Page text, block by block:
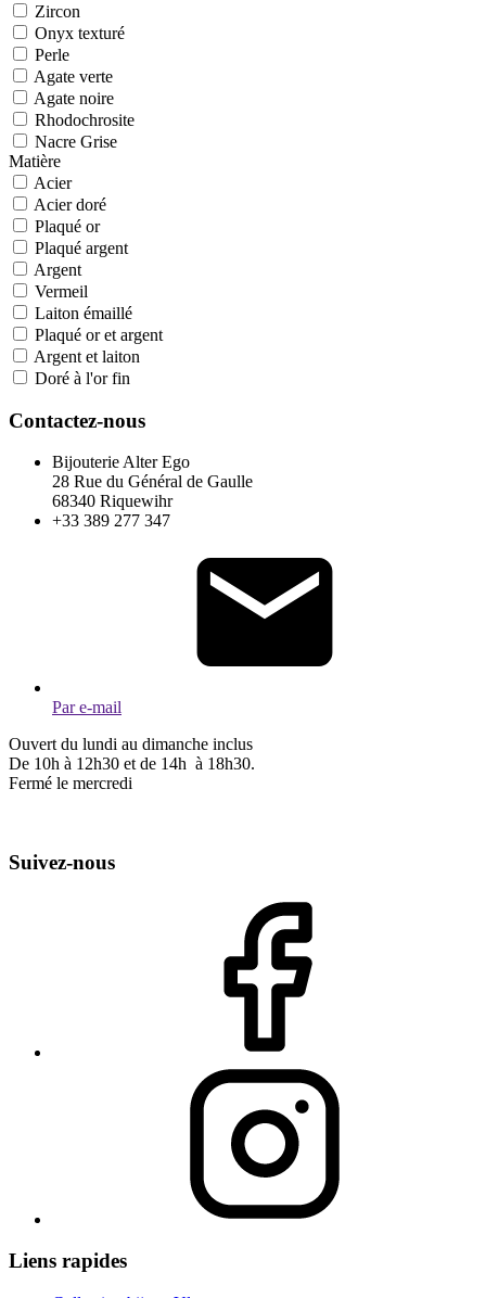
Zircon
Onyx texturé
Perle
Agate verte
Agate noire
Rhodochrosite
Nacre Grise
Matière
Acier
Acier doré
Plaqué or
Plaqué argent
Argent
Vermeil
Laiton émaillé
Plaqué or et argent
Argent et laiton
Doré à l'or fin
Contactez-nous
Bijouterie Alter Ego
28 Rue du Général de Gaulle
68340 Riquewihr
+33 389 277 347
Par e-mail
Ouvert du lundi au dimanche inclus
De 10h à 12h30 et de 14h à 18h30.
Fermé le mercredi
Suivez-nous
Liens rapides